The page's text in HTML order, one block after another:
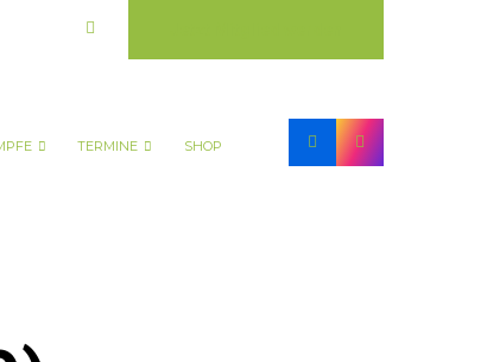
TERMINE SHOP